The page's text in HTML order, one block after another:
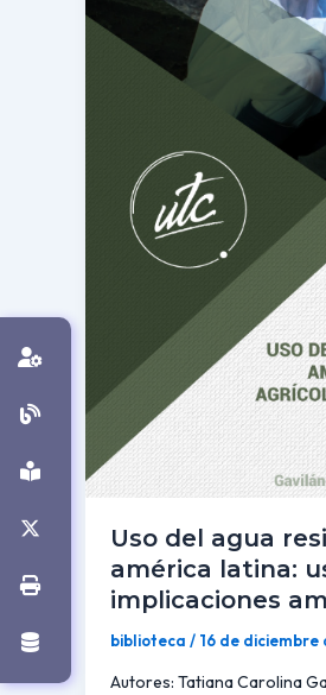
Uso del agua
américa latina:
implicaciones
biblioteca / 16 de diciembre
Autores: Tatiana Carolina